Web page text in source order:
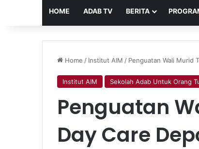
HOME ADAB TV BERITA
Home / Institut AIM / Penguatan Wali Murid
Institut AIM Sekolah Adab Untuk Orang
Penguatan
Day Care